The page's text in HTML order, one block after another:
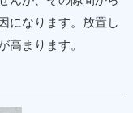
になります。放置し
高まります。